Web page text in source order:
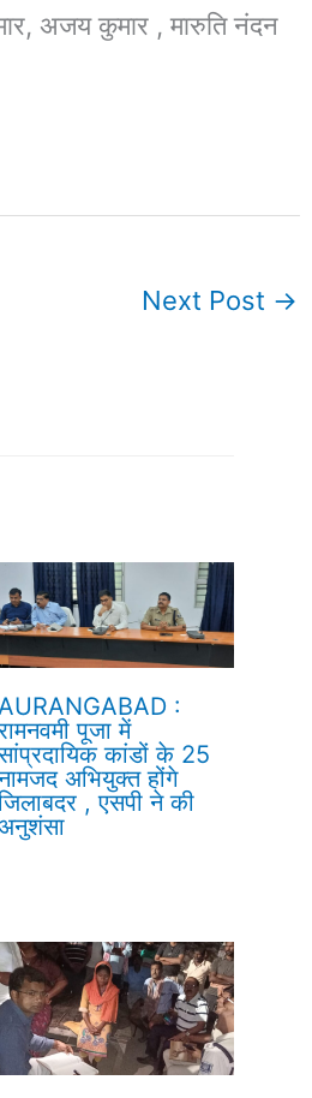
अजय कुमार , मारुति नंदन
Next Post →
:
पूजा में
कांडों के 25
अभियुक्त होंगे
, एसपी ने की